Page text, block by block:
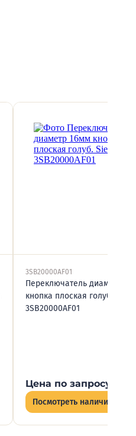
3SB20000AF01
Переключатель диаметр
кнопка плоская голуб.
3SB20000AF01
Цена по запросу
Посмотреть наличие